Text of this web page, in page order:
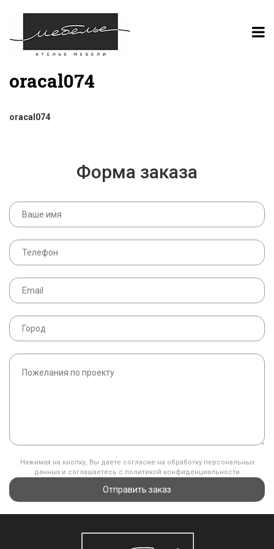
oracal074
oracal074
Форма заказа
Нажимая на кнопку, Вы даете согласие на обработку персональных
данных и соглашаетесь с политикой конфиденциальности
Отправить заказ